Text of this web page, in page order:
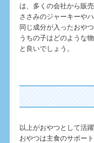
は、多くの会社から販
ささみのジャーキーや
同じ成分が入ったおや
うちの子はどのような
と良いでしょう。
以上がおやつとして活
おやつは主食のサポー